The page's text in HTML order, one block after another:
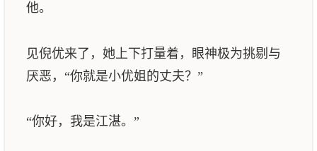
他。
见倪优来了，她上下打量着，眼神极为挑剔与
厌恶，“你就是小优姐的丈夫？”
“你好，我是江湛。”